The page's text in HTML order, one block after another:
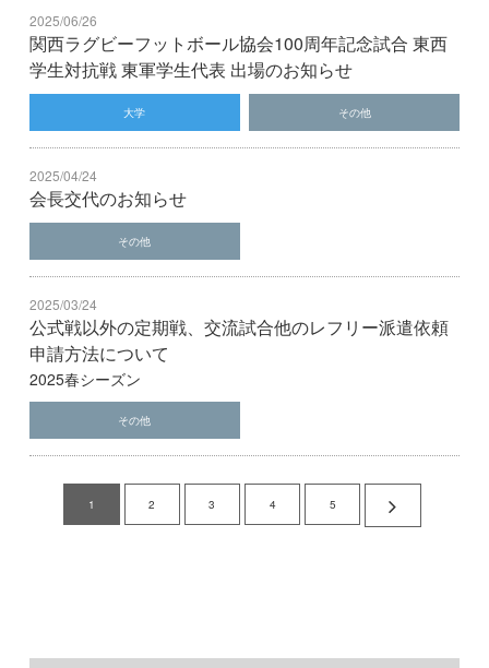
2025/06/26
関西ラグビーフットボール協会100周年記念試合 東西
学生対抗戦 東軍学生代表 出場のお知らせ
大学 その他
2025/04/24
会長交代のお知らせ
その他
2025/03/24
公式戦以外の定期戦、交流試合他のレフリー派遣依頼
申請方法について
2025春シーズン
その他
1 2 3 4 5